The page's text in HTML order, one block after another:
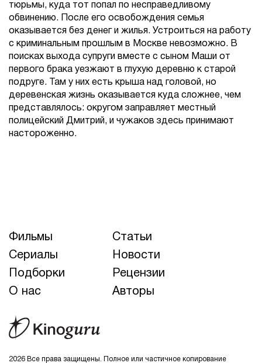
тюрьмы, куда тот попал по несправедливому
обвинению. После его освобождения семья
оказывается без денег и жилья. Устроиться на работу
с криминальным прошлым в Москве невозможно. В
поисках выхода супруги вместе с сыном Маши от
первого брака уезжают в глухую деревню к старой
подруге. Там у них есть крыша над головой, но
деревенская жизнь оказывается куда сложнее, чем
представлялось: округом заправляет местный
полицейский Дмитрий, и чужаков здесь принимают
настороженно.
2026 Все права защищены. Полное или частичное копирование
Фильмы
Статьи
Сериалы
Новости
Подборки
Рецензии
О нас
Авторы